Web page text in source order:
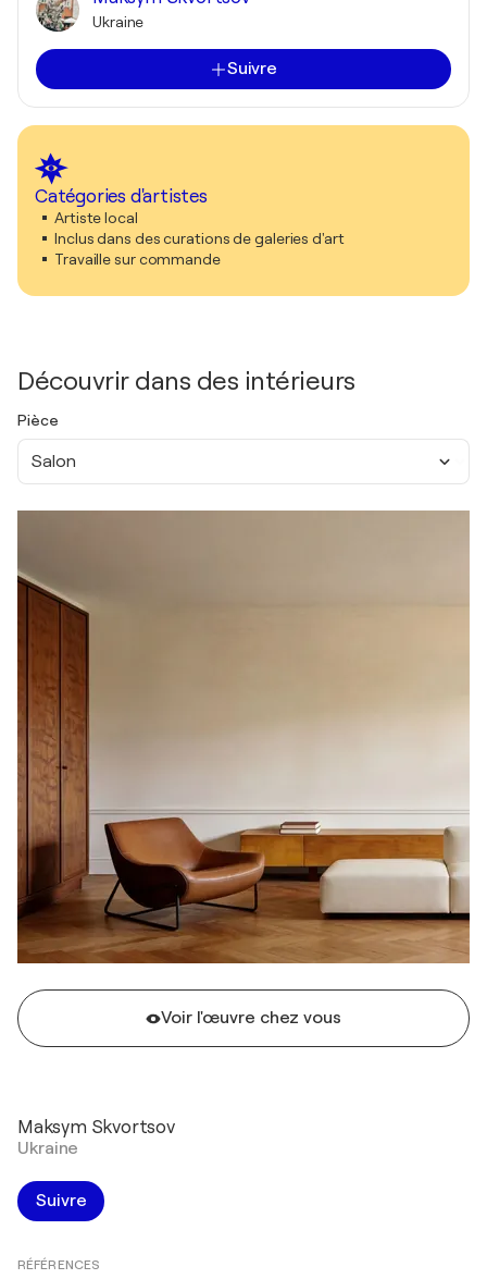
Ukraine
Suivre
Catégories d'artistes
Artiste local
Inclus dans des curations de galeries d'art
Travaille sur commande
Découvrir dans des intérieurs
Pièce
Salon
Voir l'œuvre chez vous
Maksym Skvortsov
Ukraine
Suivre
RÉFÉRENCES